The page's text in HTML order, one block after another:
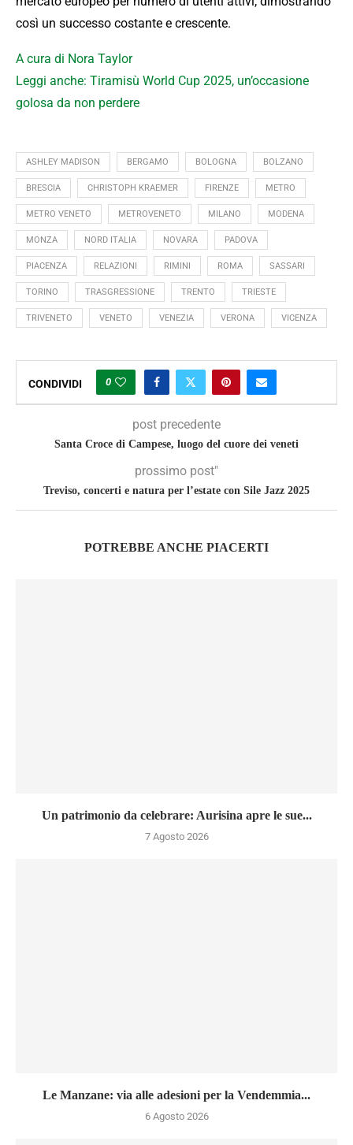
così un successo costante e crescente.
A cura di Nora Taylor
Leggi anche: Tiramisù World Cup 2025, un’occasione
golosa da non perdere
ASHLEY MADISON BERGAMO BOLOGNA BOLZANO
BRESCIA CHRISTOPH KRAEMER FIRENZE METRO
METRO VENETO METROVENETO MILANO MODENA
MONZA NORD ITALIA NOVARA PADOVA
PIACENZA RELAZIONI RIMINI ROMA SASSARI
TORINO TRASGRESSIONE TRENTO TRIESTE
TRIVENETO VENETO VENEZIA VERONA VICENZA
CONDIVIDI 0
post precedente
Santa Croce di Campese, luogo del cuore dei veneti
prossimo post"
Treviso, concerti e natura per l’estate con Sile Jazz 2025
POTREBBE ANCHE PIACERTI
Un patrimonio da celebrare: Aurisina apre le sue...
7 Agosto 2026
Le Manzane: via alle adesioni per la Vendemmia...
6 Agosto 2026